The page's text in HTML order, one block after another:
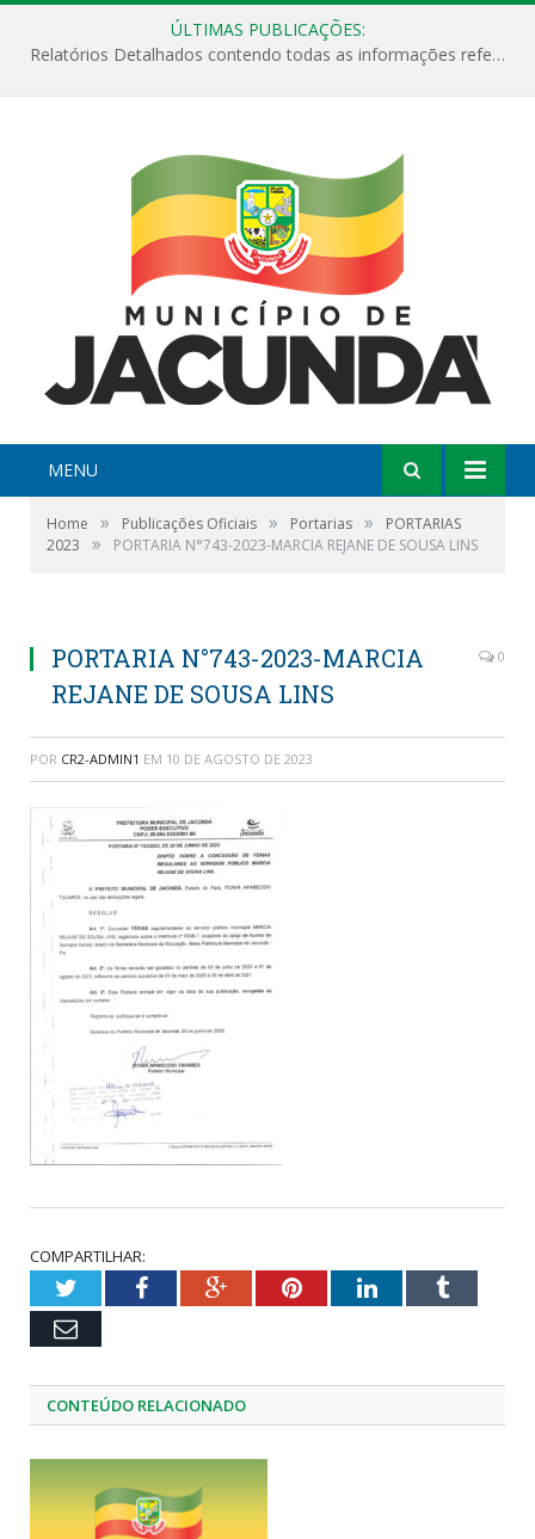
ÚLTIMAS PUBLICAÇÕES:
Relatórios Detalhados contendo todas as informações referentes a execução de recursos destinados ao fomento de projetos culturais no Município de Jacundá entre os anos de 2022 ao presente ano de 2026.
MENU
Home » Publicações Oficiais » Portarias »
PORTARIAS
2023
» PORTARIA N°743-2023-MARCIA REJANE DE SOUSA LINS
PORTARIA N°743-2023-MARCIA
REJANE DE SOUSA LINS
0
POR CR2-ADMIN1 EM 10 DE AGOSTO DE 2023
COMPARTILHAR:
TwitterFacebookGoogle+PinterestLinkedInTumblr
Email
CONTEÚDO RELACIONADO